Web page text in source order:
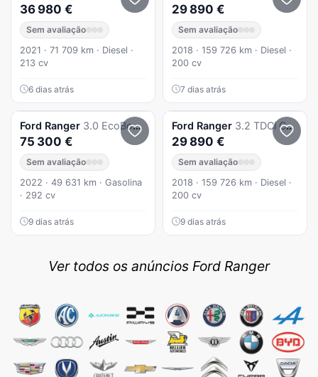
36 980 €
Sem avaliação
2021 · 71 709 km · Diesel ·
213 cv
6 dias atrás
29 890 €
Sem avaliação
2018 · 159 726 km · Diesel ·
200 cv
7 dias atrás
Ford Ranger 3.0 EcoBoost CD Raptor 4WD
75 300 €
Sem avaliação
2022 · 49 631 km · Gasolina
· 292 cv
9 dias atrás
Ford Ranger 3.2 TDCi CD Wildtrak 4WD
29 890 €
Sem avaliação
2018 · 159 726 km · Diesel ·
200 cv
9 dias atrás
Ver todos os anúncios Ford Ranger